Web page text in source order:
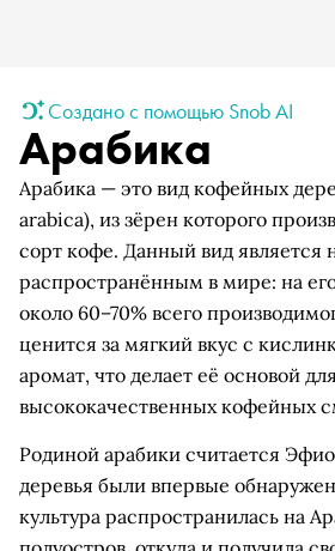
Создано с помощью Snob AI
Арабика
Арабика — это вид кофейных
arabica), из зёрен которого
сорт кофе. Данный вид является
распространённым в мире: на
около 60–70% всего
ценится за мягкий вкус с
аромат, что делает её основой
высококачественных кофейных
Родиной арабики считается
деревья были впервые
культура распространилась на